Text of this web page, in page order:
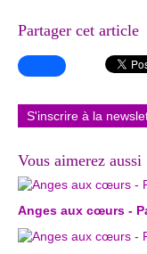
Partager cet article
S'inscrire à la
Vous aimerez aussi
Anges aux cœurs -